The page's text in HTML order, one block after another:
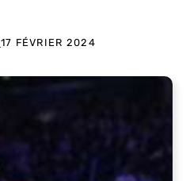
17 FÉVRIER 2024